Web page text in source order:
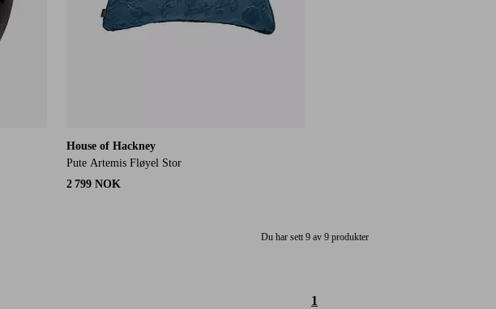
House of Hackney
Pute Artemis Fløyel Stor
2 799 NOK
Du har sett 9 av 9 produkter
1